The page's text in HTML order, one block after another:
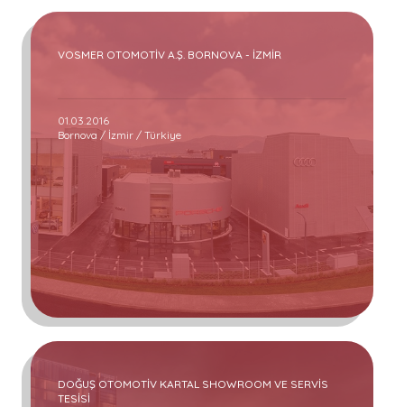
VOSMER OTOMOTİV A.Ş. BORNOVA - İZMİR
01.03.2016
Bornova / İzmir / Türkiye
DOĞUŞ OTOMOTİV KARTAL SHOWROOM VE SERVİS
TESİSİ